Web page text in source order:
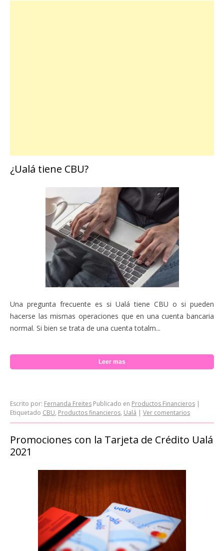
¿Ualá tiene CBU?
Una pregunta frecuente es si Ualá tiene CBU o si pueden
hacerse las mismas operaciones que en una cuenta bancaria
normal. Si bien se trata de una cuenta totalm...
Leer mas
Escrito por: Fernanda Freites Publicado en Productos Financieros |
Etiquetado CBU, Productos financieros, Ualá | Ver comentarios
Promociones con la Tarjeta de Crédito Ualá
2021